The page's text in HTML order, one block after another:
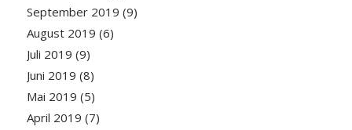
September 2019 (9)
August 2019 (6)
Juli 2019 (9)
Juni 2019 (8)
Mai 2019 (5)
April 2019 (7)